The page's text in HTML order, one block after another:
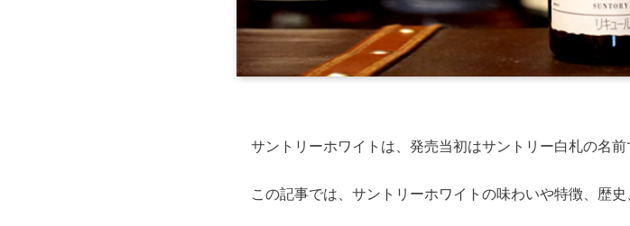
サントリーホワイトは、発売当初はサントリー白札の名
この記事では、サントリーホワイトの味わいや特徴、歴史